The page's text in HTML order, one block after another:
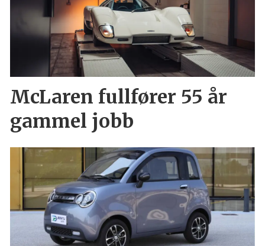
McLaren fullfører 55 år
gammel jobb